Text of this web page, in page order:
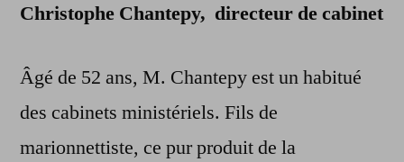
Christophe Chantepy, directeur de cabinet
Âgé de 52 ans, M. Chantepy est un habitué
des cabinets ministériels. Fils de
marionnettiste, ce pur produit de la